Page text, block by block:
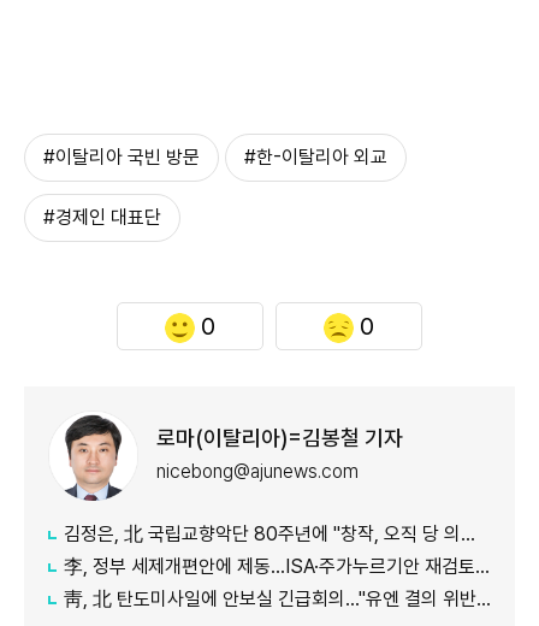
#이탈리아 국빈 방문 #한-이탈리아 외교
#경제인 대표단
0 0
로마(이탈리아)=김봉철 기자
nicebong@ajunews.com
김정은, 北 국립교향악단 80주년에 "창작, 오직 당 의도대로 진행"
李, 정부 세제개편안에 제동…ISA·주가누르기안 재검토 지시
靑, 北 탄도미사일에 안보실 긴급회의…"유엔 결의 위반, 즉각 중단 촉구"